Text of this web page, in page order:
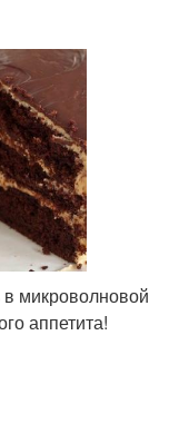
микроволновой
аппетита!